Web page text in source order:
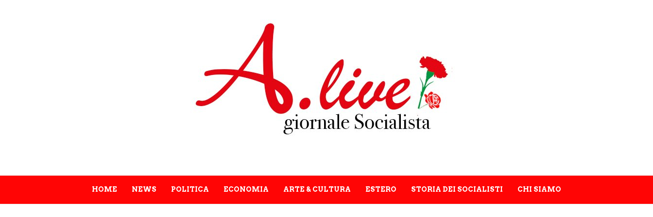
HOME NEWS POLITICA ECONOMIA ARTE & CULTURA ESTERO STORIA DEI SOCIALISTI CHI SIAMO